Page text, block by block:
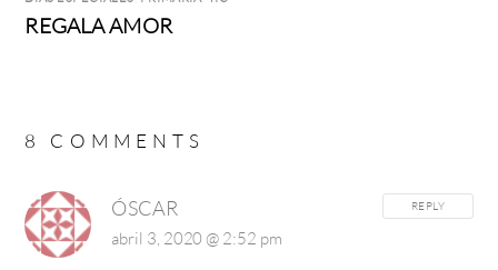
REGALA AMOR
8 COMMENTS
ÓSCAR
abril 3, 2020 @ 2:52 pm
REPLY